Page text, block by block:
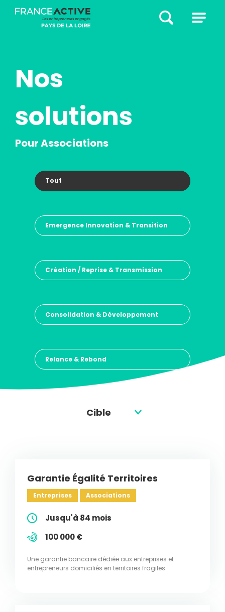
Nos
solutions
Pour Associations
Tout
Emergence Innovation & Transition
Création / Reprise & Transmission
Consolidation & Développement
Relance & Rebond
Cible
Garantie Égalité Territoires
Entreprises Associations
Jusqu'à 84 mois
100 000 €
Une garantie bancaire dédiée aux entreprises et
entrepreneurs domiciliés en territoires fragiles